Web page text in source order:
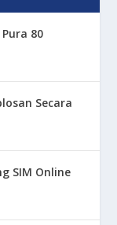
80
Secara
SIM Online